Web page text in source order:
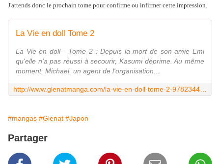
J'attends donc le prochain tome pour confirme ou infirmer cette impression.
La Vie en doll Tome 2
La Vie en doll - Tome 2 : Depuis la mort de son amie Emi
qu'elle n'a pas réussi à secourir, Kasumi déprime. Au même
moment, Michael, un agent de l'organisation...
#mangas #Glenat #Japon
Partager